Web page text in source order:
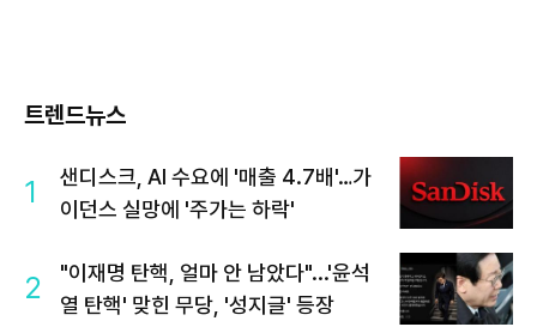
트렌드뉴스
1
샌디스크, AI 수요에 '매출 4.7배'…가
이던스 실망에 '주가는 하락'
2
"이재명 탄핵, 얼마 안 남았다"...'윤석
열 탄핵' 맞힌 무당, '성지글' 등장